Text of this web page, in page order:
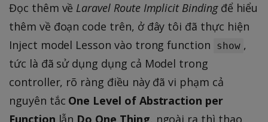
Đọc thêm về Laravel Route Implicit Bindingđể hiểu
thêm về đoạn code trên, ở đây tôi đã thực hiện
Inject model Lesson vào trong function
show ,
tức là đã sử dụng dụng cả Model trong
controller, rõ ràng điều này đã vi phạm cả
nguyên tắc One Level of Abstraction per